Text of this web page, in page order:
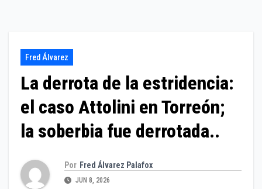
Fred Álvarez
La derrota de la estridencia:
el caso Attolini en Torreón;
la soberbia fue derrotada..
Por Fred Álvarez Palafox
JUN 8, 2026